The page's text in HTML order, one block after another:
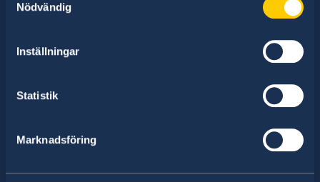
Nödvändig
Inställningar
Statistik
Marknadsföring
stort sett alla stater i världen. I ungefär hälften
konsulat. Sveriges utrikesrepresentation består
av drygt 100 utlandsmyndigheter.
Hitta ambassader, generalkonsulat och
representationer:
Välj